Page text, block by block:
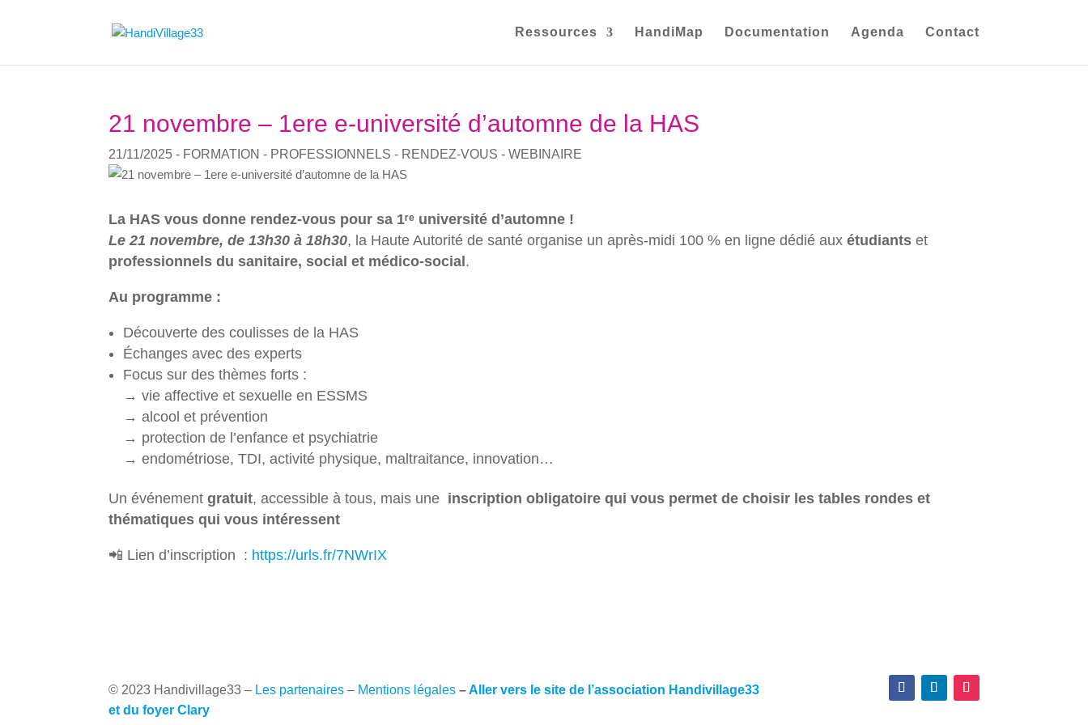
Ressources HandiMap Documentation Agenda Contact
21 novembre – 1ere e-université d’automne de la HAS
21/11/2025 - FORMATION - PROFESSIONNELS - RENDEZ-VOUS - WEBINAIRE
La HAS vous donne rendez-vous pour sa 1ʳᵉ université d’automne !
Le 21 novembre, de 13h30 à 18h30, la Haute Autorité de santé organise un après-midi 100 % en ligne dédié auxétudiants et
professionnels du sanitaire, social et médico-social .
Au programme :
Découverte des coulisses de la HAS
Échanges avec des experts
Focus sur des thèmes forts :
→ vie affective et sexuelle en ESSMS
→ alcool et prévention
→ protection de l’enfance et psychiatrie
→ endométriose, TDI, activité physique, maltraitance, innovation…
Un événementgratuit, accessible à tous, mais une inscription obligatoire qui vous permet de choisir les tables rondes et
thématiques qui vous intéressent
📲 Lien d’inscription : https://urls.fr/7NWrIX
© 2023 Handivillage33 – Les partenaires – Mentions légales –Aller vers le site de l’association Handivillage33
et du foyer Clary